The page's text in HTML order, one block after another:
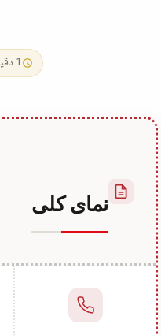
1 دقیقه مطالعه
نمای کلی